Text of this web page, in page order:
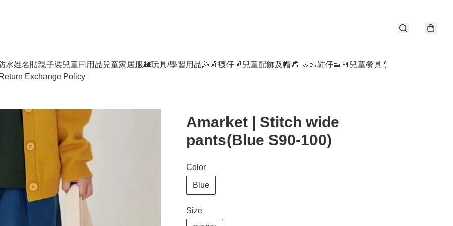
水姓名貼親子裝兒童曰用品兒童家居服🚂玩具/學習用品🤹 🧦襪仔🧦 兒童配飾及帽👒 🧢🥾鞋仔👟 🍴兒童餐具🥄
Exchange Policy
Amarket | Stitch wide
pants(Blue S90-100)
Color
Blue
Size